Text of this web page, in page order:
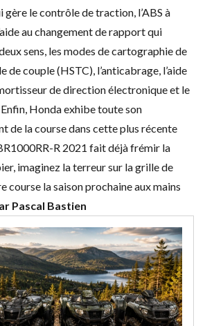
gère le contrôle de traction, l’ABS à
au changement de rapport qui
sens, les modes de cartographie de
de couple (HSTC), l’anticabrage, l’aide
de direction électronique et le
Honda exhibe toute son
de la course dans cette plus récente
R 2021 fait déjà frémir la
imaginez la terreur sur la grille de
course la saison prochaine aux mains
Pascal Bastien